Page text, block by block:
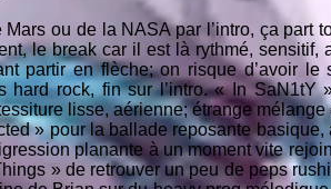
ou de la NASA par l’intro, ça part
le break car il est là rythmé,
partir en flèche; on risque d’avoir le
hard rock, fin sur l’intro. « In SaN1tY
lisse, aérienne; étrange
» pour la ballade reposante
planante à un moment vite
» de retrouver un peu de peps